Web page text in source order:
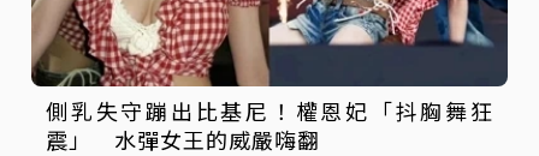
側乳失守蹦出比基尼！權恩妃「抖胸舞狂
震」 水彈女王的威嚴嗨翻